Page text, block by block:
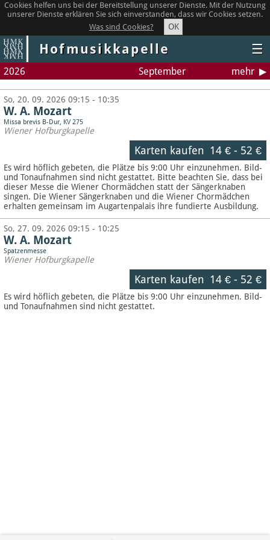
Cookies helfen uns bei der Bereitstellung unserer Dienste. Mit der Nutzung
unserer Dienste erklären Sie sich einverstanden, dass wir Cookies setzen.
Was sind Cookies?
OK
Hofmusikkapelle ☰
2026 September mehr
So, 20. 09. 2026 09:15 - 10:35
W. A. Mozart
Missa brevis B-Dur, KV 275
Wiener Hofburgkapelle
Karten kaufen 14 €- 52 €
Es wird höflich gebeten, die Plätze bis 9:00 Uhr einzunehmen. Bild-
und Tonaufnahmen sind nicht gestattet. Bitte beachten Sie, dass bei
dieser Messe die Wiener Chormädchen statt der Sängerknaben
singen. Die Wiener Sängerknaben und die Wiener Chormädchen
erhalten gemeinsam im Augartenpalais ihre fundierte Ausbildung.
So, 27. 09. 2026 09:15 - 10:25
W. A. Mozart
Spatzenmesse
Wiener Hofburgkapelle
Karten kaufen 14 €- 52 €
Es wird höflich gebeten, die Plätze bis 9:00 Uhr einzunehmen. Bild-
und Tonaufnahmen sind nicht gestattet.